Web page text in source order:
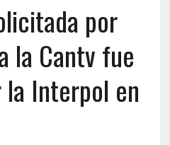
por
la Cantv fue
Interpol en